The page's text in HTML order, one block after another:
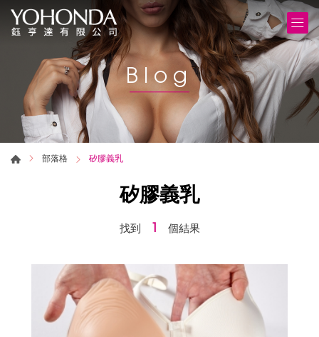
Blog
部落格 矽膠義乳
矽膠義乳
找到 1 個結果